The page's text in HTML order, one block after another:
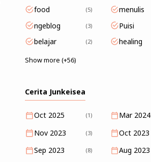
food 5 menulis
ngeblog 3 Puisi
belajar 2 healing
Show more (+56)
Cerita Junkeisea
Oct 2025 (1) Mar 2024
Nov 2023 (3) Oct 2023
Sep 2023 (8) Aug 2023